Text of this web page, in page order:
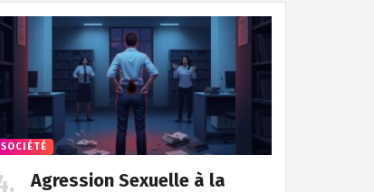
SOCIÉTÉ
Agression Sexuelle à la